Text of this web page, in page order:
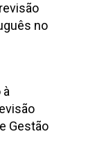
no
à
Gestão